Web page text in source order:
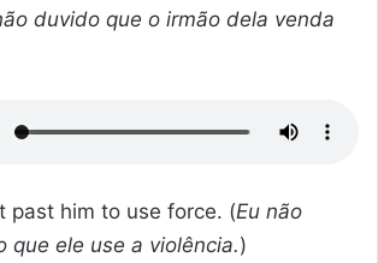
duvido que o irmão dela venda
past him to use force. (Eu não
que ele use a violência.)